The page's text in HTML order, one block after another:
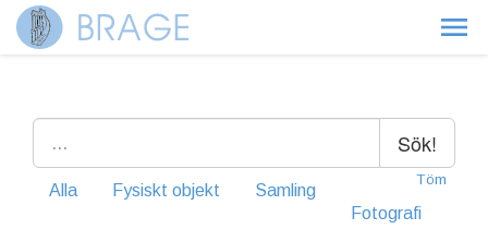
Sök!
Töm
Alla Fysiskt objekt
Samling
Fotografi